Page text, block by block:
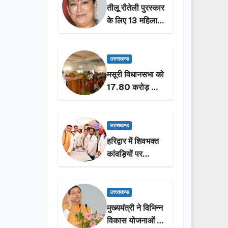
तीलू रौतेली पुरस्कार
के लिए 13 महिलाओं
का चयन, 35
कार्यकर्तियां भी होंगी
सम्मानित…
उत्तराखण्ड
मसूरी विधानसभा को
17.80 करोड़ की
विकास योजनाओं की
ने किया लोकार्पण-
शिलान्यास.
उत्तराखण्ड
हरिद्वार में शिवभक्त
कांवड़ियों पर
पुष्पवर्षा, मुख्यमंत्री
प्रक्षालन…
उत्तराखण्ड
मुख्यमंत्री ने विभिन्न
विकास योजनाओं के